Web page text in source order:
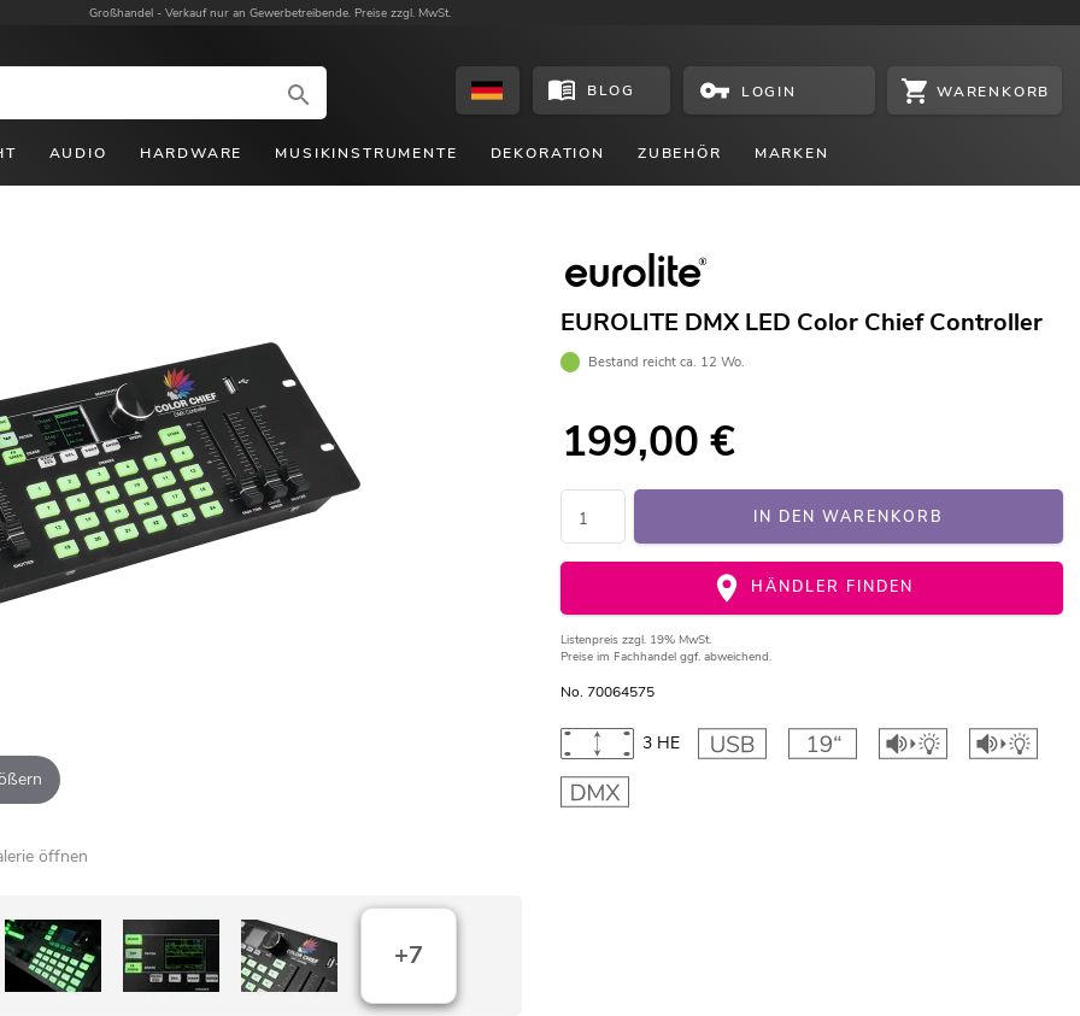
Großhandel - Verkauf nur an Gewerbetreibende. Preise zzgl. MwSt.
BLOG LOGIN WARENKORB
AUDIO HARDWARE MUSIKINSTRUMENTE DEKORATION ZUBEHÖR MARKEN
öffnen
+7
EUROLITE DMX LED Color Chief Controller
Bestand reicht ca. 12 Wo.
199,00 €
IN DEN WARENKORB
HÄNDLER FINDEN
Listenpreis zzgl. 19% MwSt.
Preise im Fachhandel ggf. abweichend.
No. 70064575
3 HE